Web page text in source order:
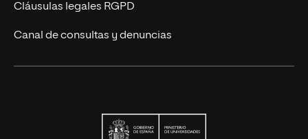
Cláusulas legales RGPD
Canal de consultas y denuncias